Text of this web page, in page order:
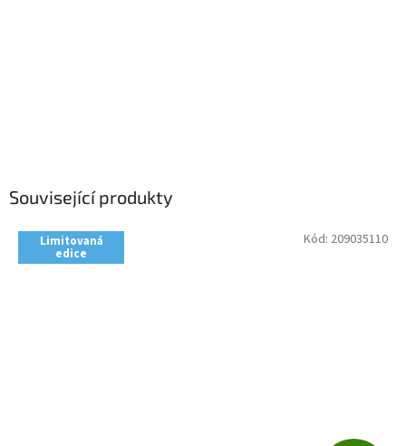
Související produkty
Limitovaná
edice
Kód: 209035110